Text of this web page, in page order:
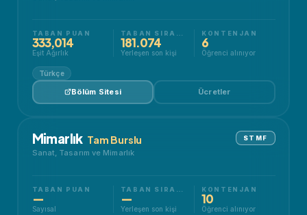
TABAN PUAN
333,014
Eşit Ağırlık
181.074
Yerleşen son kişi
KONTENJAN
6
Öğrenci alınıyor
Türkçe
Bölüm Sitesi Ücretler
Mimarlık Tam Burslu
Sanat, Tasarım ve Mimarlık
STMF
TABAN PUAN
—
Sayısal
—
Yerleşen son kişi
KONTENJAN
10
Öğrenci alınıyor